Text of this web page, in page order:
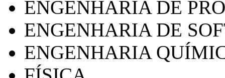
ENGENHARIA DE
ENGENHARIA DE
ENGENHARIA